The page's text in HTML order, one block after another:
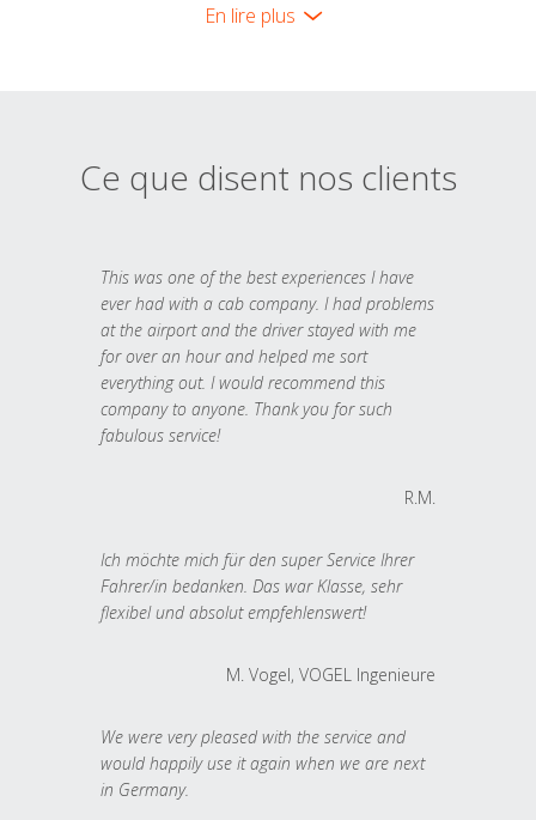
En lire plus
Ce que disent nos clients
This was one of the best experiences I have
ever had with a cab company. I had problems
at the airport and the driver stayed with me
for over an hour and helped me sort
everything out. I would recommend this
company to anyone. Thank you for such
fabulous service!
R.M.
Ich möchte mich für den super Service Ihrer
Fahrer/in bedanken. Das war Klasse, sehr
flexibel und absolut empfehlenswert!
M. Vogel, VOGEL Ingenieure
We were very pleased with the service and
would happily use it again when we are next
in Germany.